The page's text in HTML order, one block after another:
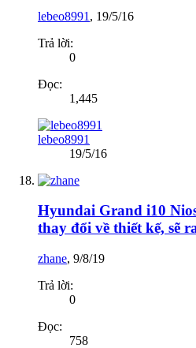
lebeo8991 , 19/5/16
Trả lời:
0
Đọc:
1,445
lebeo8991
19/5/16
Hyundai Grand i10
thay đổi về thiết kế, sẽ
zhane, 9/8/19
Trả lời:
0
Đọc:
758